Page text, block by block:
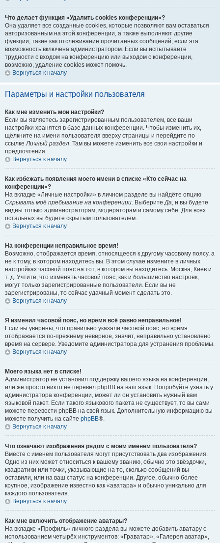
Что делает функция «Удалить cookies конференции»?
Она удаляет все созданные cookies, которые позволяют вам оставаться
авторизованным на этой конференции, а также выполняют другие
функции, такие как отслеживание прочитанных сообщений, если эта
возможность включена администратором. Если вы испытываете
трудности с входом на конференцию или выходом с конференции,
возможно, удаление cookies может помочь.
Вернуться к началу
Параметры и настройки пользователя
Как мне изменить мои настройки?
Если вы являетесь зарегистрированным пользователем, все ваши
настройки хранятся в базе данных конференции. Чтобы изменить их,
щёлкните на имени пользователя вверху страницы и перейдите по
ссылкеЛичный раздел. Там вы можете изменить все свои настройки и
предпочтения.
Вернуться к началу
Как избежать появления моего имени в списке «Кто сейчас на
конференции»?
На вкладке «Личные настройки» в личном разделе вы найдёте опцию
Скрывать моё пребывание на конференции. ВыберитеДа, и вы будете
видны только администраторам, модераторам и самому себе. Для всех
остальных вы будете скрытым пользователем.
Вернуться к началу
На конференции неправильное время!
Возможно, отображается время, относящееся к другому часовому поясу, а
не к тому, в котором находитесь вы. В этом случае измените в личных
настройках часовой пояс на тот, в котором вы находитесь: Москва, Киев и
т. д. Учтите, что изменять часовой пояс, как и большинство настроек,
могут только зарегистрированные пользователи. Если вы не
зарегистрированы, то сейчас удачный момент сделать это.
Вернуться к началу
Я изменил часовой пояс, но время всё равно неправильное!
Если вы уверены, что правильно указали часовой пояс, но время
отображается по-прежнему неверное, значит, неправильно установлено
время на сервере. Уведомите администратора для устранения проблемы.
Вернуться к началу
Моего языка нет в списке!
Администратор не установил поддержку вашего языка на конференции,
или же просто никто не перевёл phpBB на ваш язык. Попробуйте узнать у
администратора конференции, может ли он установить нужный вам
языковой пакет. Если такого языкового пакета не существует, то вы сами
можете перевести phpBB на свой язык. Дополнительную информацию вы
можете получить на сайте phpBB®.
Вернуться к началу
Что означают изображения рядом с моим именем пользователя?
Вместе с именем пользователя могут присутствовать два изображения.
Одно из них может относиться к вашему званию, обычно это звёздочки,
квадратики или точки, указывающие на то, сколько сообщений вы
оставили, или на ваш статус на конференции. Другое, обычно более
крупное, изображение известно как «аватара» и обычно уникально для
каждого пользователя.
Вернуться к началу
Как мне включить отображение аватары?
На вкладке «Профиль» личного раздела вы можете добавить аватару с
использованием четырёх инструментов: «Граватар», «Галерея аватар»,